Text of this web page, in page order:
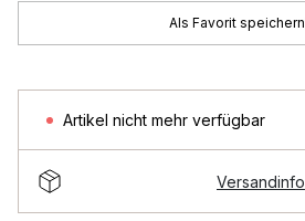
Als Favorit speichern
Artikel nicht mehr verfügbar
Versandinfo